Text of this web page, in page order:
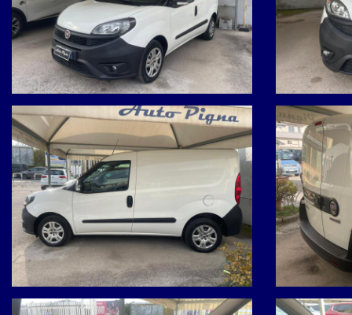
• Sistema di navigazione
• Comandi al volante
• Limitatore di velocità
• Luci diurne
12 mesi di garanzia inclusi
Possibilità di prova su strada
Valutiamo eventuale permuta
Finanziamenti personalizzati disponibili
Siamo a:
Uscita Asse Mediano Giugliano – Parete – Villaricca (NA)
Via Prolungamento Pigna, 14 – Giugliano in Campania (NA)
Per informazioni:
• Antonio: 3939086937
• Ufficio: 0818945051